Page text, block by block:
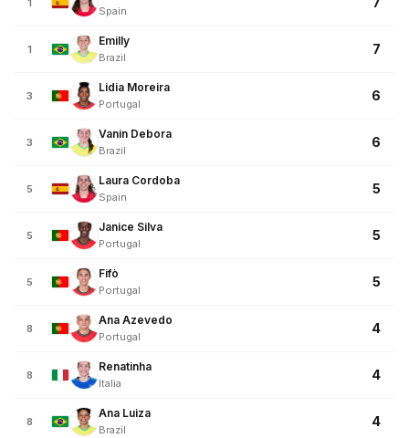
1
Spain
1
Emilly
Brazil
7
3
Lidia Moreira
Portugal
6
3
Vanin Debora
Brazil
6
5
Laura Cordoba
Spain
5
5
Janice Silva
Portugal
5
5
Fifò
Portugal
5
8
Ana Azevedo
Portugal
4
8
Renatinha
Italia
4
8
Ana Luiza
Brazil
4